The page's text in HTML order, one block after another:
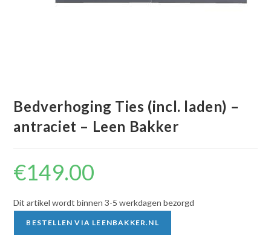
Bedverhoging Ties (incl. laden) –
antraciet – Leen Bakker
€149.00
Dit artikel wordt binnen 3-5 werkdagen bezorgd
BESTELLEN VIA LEENBAKKER.NL